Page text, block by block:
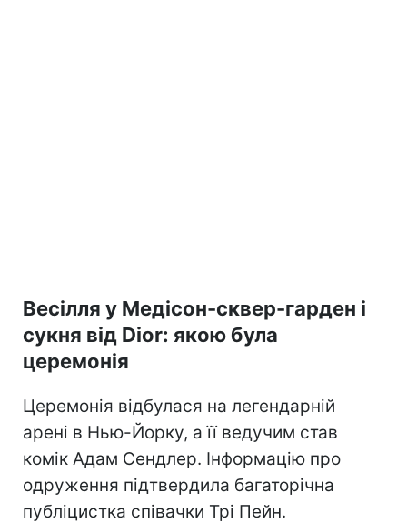
Весілля у Медісон-сквер-гарден і
сукня від Dior: якою була
церемонія
Церемонія відбулася на легендарній
арені в Нью-Йорку, а її ведучим став
комік Адам Сендлер. Інформацію про
одруження підтвердила багаторічна
публіцистка співачки Трі Пейн.